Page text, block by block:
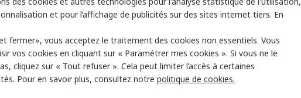
Code commande RS253-8131
Ajouter
Fiches techniques
et pour l’affichage de publicités sur des sites internet tiers. En
fermer», vous acceptez le traitement des cookies non essentiels. Vous
vos cookies en cliquant sur « Paramétrer mes cookies ». Si vous ne le
cliquez sur « Tout refuser ». Cela peut limiter l’accès à certaines
Pour en savoir plus, consultez notre politique de cookies.